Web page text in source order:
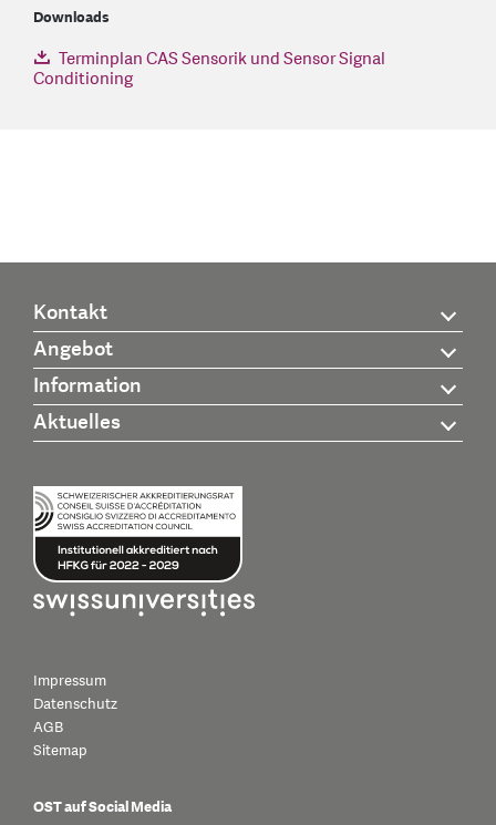
Downloads
Terminplan CAS Sensorik und Sensor Signal
Conditioning
Kontakt
Angebot
Information
Aktuelles
Impressum
Datenschutz
AGB
Sitemap
OST auf Social Media